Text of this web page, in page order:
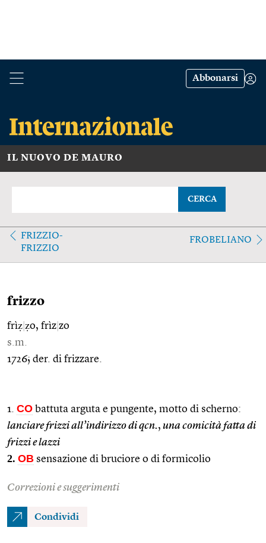
Abbonarsi
IL NUOVO DE MAURO
CERCA
FRIZZIO-
FRIZZIO
FROBELIANO
frizzo
frìẓ ẓo, frìz zo
s.m.
1726; der. di frizzare.
1. CO battuta arguta e pungente, motto di scherno:
lanciare frizzi all’indirizzo di qcn., una comicità fatta di
frizzi e lazzi
2. OB sensazione di bruciore o di formicolio
Correzioni e suggerimenti
Condividi